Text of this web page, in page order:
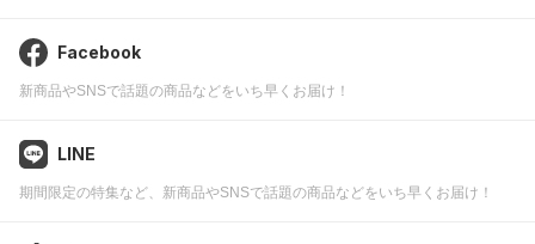
Facebook
新商品やSNSで話題の商品などをいち早くお届け！
LINE
期間限定の特集など、新商品やSNSで話題の商品などをいち早くお届け！